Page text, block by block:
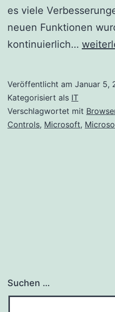
es viele
neuen Funktionen
kontinuierlich…
in
Veröffentlicht am Januar 5,
Kategorisiert als IT
Verschlagwortet mit
Controls, Microsoft,
Suchen …